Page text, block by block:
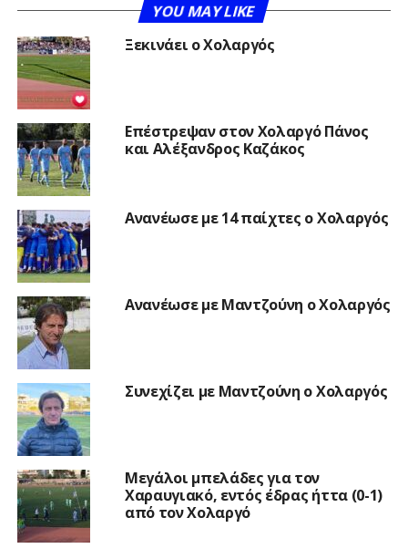
YOU MAY LIKE
Ξεκινάει ο Χολαργός
Επέστρεψαν στον Χολαργό Πάνος
και Αλέξανδρος Καζάκος
Ανανέωσε με 14 παίχτες ο Χολαργός
Ανανέωσε με Μαντζούνη ο Χολαργός
Συνεχίζει με Μαντζούνη ο Χολαργός
Μεγάλοι μπελάδες για τον
Χαραυγιακό, εντός έδρας ήττα (0-1)
από τον Χολαργό